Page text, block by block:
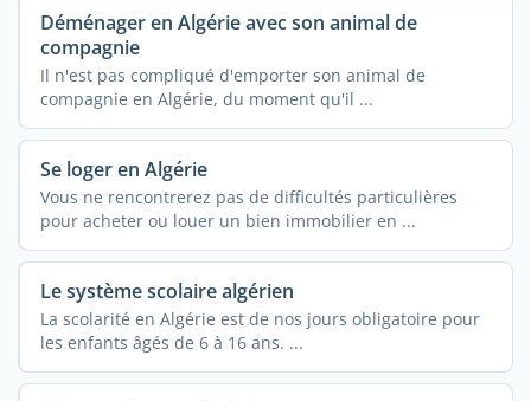
Déménager en Algérie avec son animal de
compagnie
Il n'est pas compliqué d'emporter son animal de
compagnie en Algérie, du moment qu'il ...
Se loger en Algérie
Vous ne rencontrerez pas de difficultés particulières
pour acheter ou louer un bien immobilier en ...
Le système scolaire algérien
La scolarité en Algérie est de nos jours obligatoire pour
les enfants âgés de 6 à 16 ans. ...